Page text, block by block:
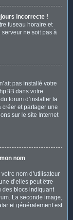
incorrecte !
fuseau horaire et
serveur ne soit pas à
pas installé votre
dans votre
forum d’installer la
créer et partager une
sur le site Internet
nom
nom d’utilisateur
d’elles peut être
des blocs indiquant
La seconde image,
et généralement est